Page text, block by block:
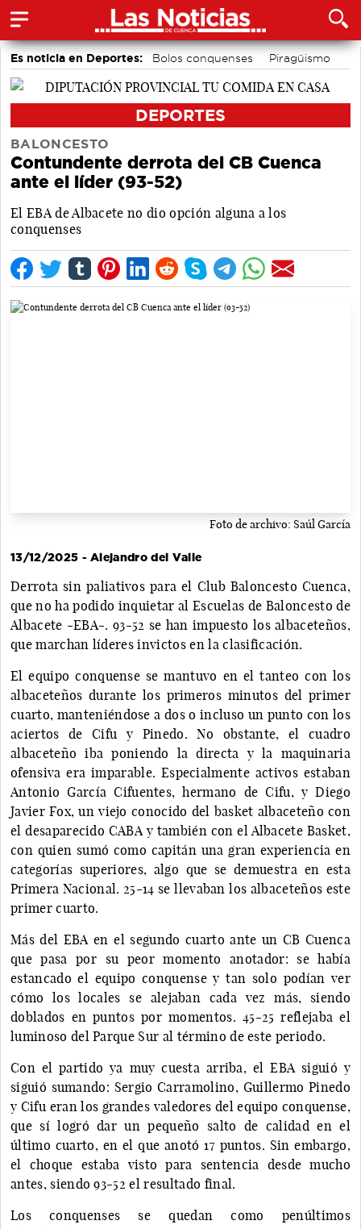
Es noticia en Deportes: Bolos conquenses
Piragüismo
Motor
DEPORTES
BALONCESTO
Contundente derrota del CB Cuenca
ante el líder (93-52)
El EBA de Albacete no dio opción alguna a los
conquenses
Foto de archivo: Saúl García
13/12/2025 - Alejandro del Valle
Derrota sin paliativos para el Club Baloncesto Cuenca,
que no ha podido inquietar al Escuelas de Baloncesto de
Albacete -EBA-. 93-52 se han impuesto los albaceteños,
que marchan líderes invictos en la clasificación.
El equipo conquense se mantuvo en el tanteo con los
albaceteños durante los primeros minutos del primer
cuarto, manteniéndose a dos o incluso un punto con los
aciertos de Cifu y Pinedo. No obstante, el cuadro
albaceteño iba poniendo la directa y la maquinaria
ofensiva era imparable. Especialmente activos estaban
Antonio García Cifuentes, hermano de Cifu, y Diego
Javier Fox, un viejo conocido del basket albaceteño con
el desaparecido CABA y también con el Albacete Basket,
con quien sumó como capitán una gran experiencia en
categorías superiores, algo que se demuestra en esta
Primera Nacional. 25-14 se llevaban los albaceteños este
primer cuarto.
Más del EBA en el segundo cuarto ante un CB Cuenca
que pasa por su peor momento anotador: se había
estancado el equipo conquense y tan solo podían ver
cómo los locales se alejaban cada vez más, siendo
doblados en puntos por momentos. 45-25 reflejaba el
luminoso del Parque Sur al término de este periodo.
Con el partido ya muy cuesta arriba, el EBA siguió y
siguió sumando: Sergio Carramolino, Guillermo Pinedo
y Cifu eran los grandes valedores del equipo conquense,
que sí logró dar un pequeño salto de calidad en el
último cuarto, en el que anotó 17 puntos. Sin embargo,
el choque estaba visto para sentencia desde mucho
antes, siendo 93-52 el resultado final.
Los conquenses se quedan como penúltimos